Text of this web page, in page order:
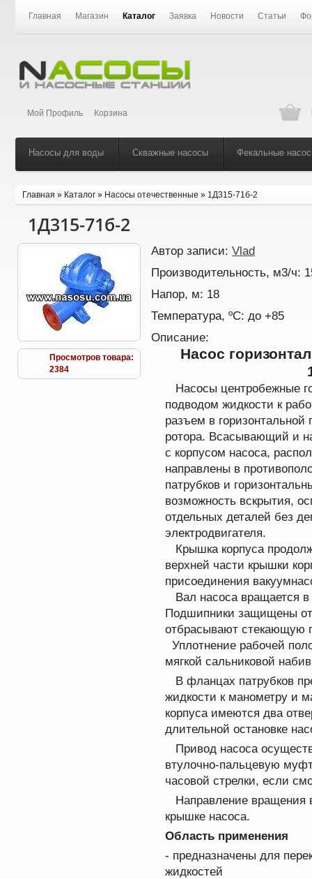
Главная Магазин Каталог Заявка Новости Статьи
Мой Профиль Корзина
Насосы для воды Скважные насосы Фекальные
Главная » Каталог » Насосы отечественные » 1Д315-71б-2
1Д315-71б-2
Просмотров товара:
2384
Автор записи: Vlad
Производительность, м3/ч:
Напор, м: 18
Температура, ºС: до +85
Описание:
Насос
Насосы центробежные
подводом жидкости к
разъем в
ротора. Всасывающий и
с корпусом насоса,
направлены в
патрубков и
возможность вскрытия,
отдельных деталей без
электродвигателя.
Крышка корпуса
верхней части крышки
присоединения
Вал насоса вращается
Подшипники защищены
отбрасывают стекающую
Уплотнение рабочей
мягкой сальниковой
В фланцах патрубков
жидкости к манометру и
корпуса имеются два
длительной остановке
Привод насоса
втулочно-пальцевую
часовой стрелки, если
Направление вращения
крышке насоса.
Область применения
- предназначены для
жидкостей